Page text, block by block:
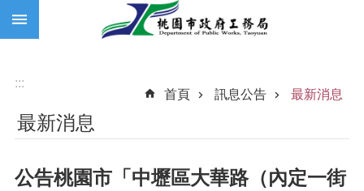
跳到主要內容區塊
:::
首頁
訊息公告 最新消息
最新消息
公告桃園市「中壢區大華路（內定一街